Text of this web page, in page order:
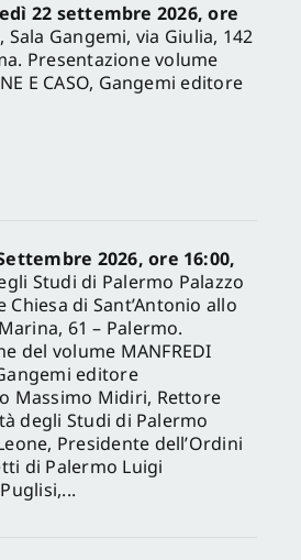
22 settembre 2026, ore
Sala Gangemi, via Giulia, 142
Presentazione volume
E CASO, Gangemi editore
2026, ore 16:00,
Studi di Palermo Palazzo
di Sant’Antonio allo
61 – Palermo.
del volume MANFREDI
editore
Massimo Midiri, Rettore
degli Studi di Palermo
Presidente dell’Ordini
di Palermo Luigi